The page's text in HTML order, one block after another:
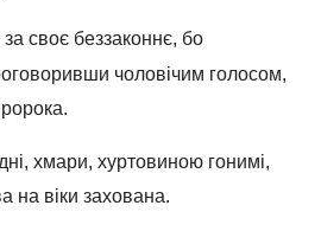
своє беззаконнє, бо
чоловічим голосом,
хмари, хуртовиною гонимі,
на віки захована.